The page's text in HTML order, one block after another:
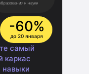
самый
каркас
навыки
и науки
-60%
до 20 января